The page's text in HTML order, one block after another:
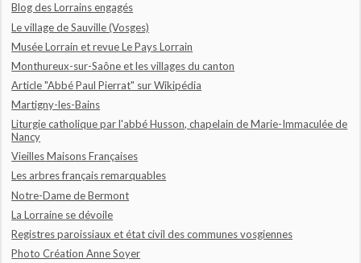
Blog des Lorrains engagés
Le village de Sauville (Vosges)
Musée Lorrain et revue Le Pays Lorrain
Monthureux-sur-Saône et les villages du canton
Article "Abbé Paul Pierrat" sur Wikipédia
Martigny-les-Bains
Liturgie catholique par l'abbé Husson, chapelain de Marie-Immaculée de
Nancy
Vieilles Maisons Françaises
Les arbres français remarquables
Notre-Dame de Bermont
La Lorraine se dévoile
Registres paroissiaux et état civil des communes vosgiennes
Photo Création Anne Soyer